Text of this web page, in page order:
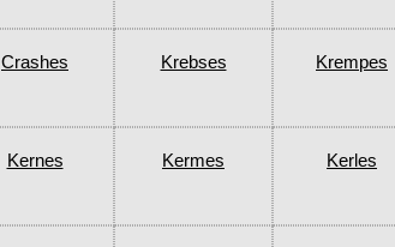
Crashes Krebses Krempes
Kernes Kermes Kerles